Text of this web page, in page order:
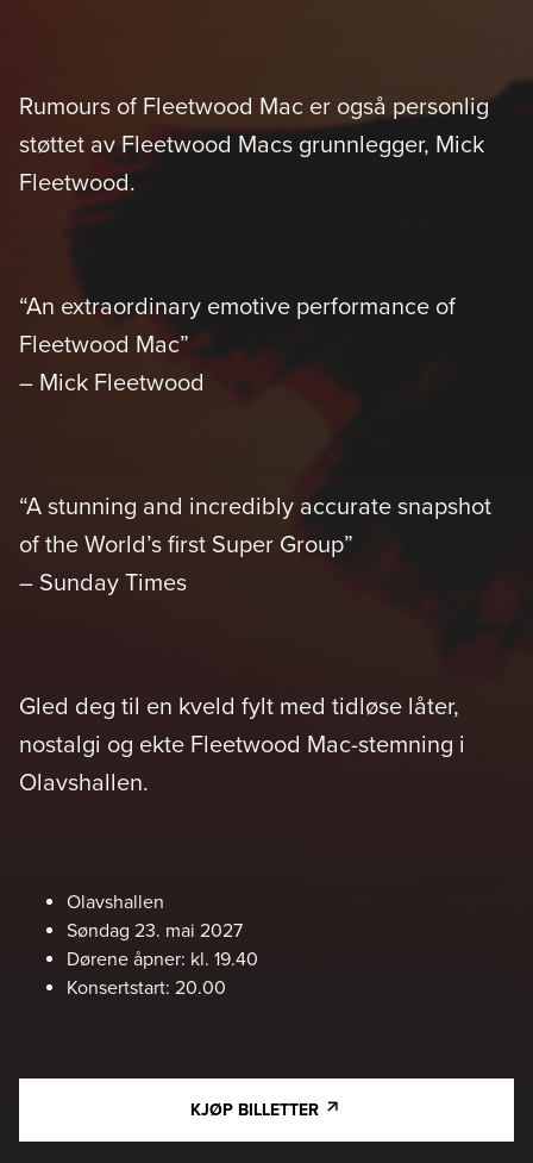
Rumours of Fleetwood Mac er også personlig
støttet av Fleetwood Macs grunnlegger, Mick
Fleetwood.
“An extraordinary emotive performance of
Fleetwood Mac”
– Mick Fleetwood
“A stunning and incredibly accurate snapshot
of the World’s first Super Group”
– Sunday Times
Gled deg til en kveld fylt med tidløse låter,
nostalgi og ekte Fleetwood Mac-stemning i
Olavshallen.
Olavshallen
Søndag 23. mai 2027
Dørene åpner: kl. 19.40
Konsertstart: 20.00
KJØP BILLETTER